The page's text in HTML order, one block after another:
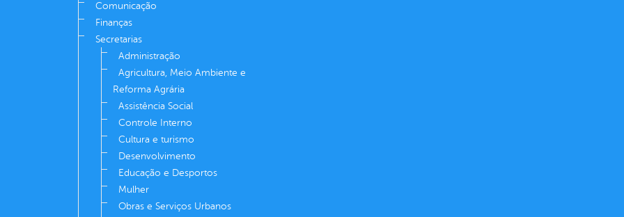
Comunicação
Finanças
Secretarias
Administração
Agricultura, Meio Ambiente e
Reforma Agrária
Assistência Social
Controle Interno
Cultura e turismo
Desenvolvimento
Educação e Desportos
Mulher
Obras e Serviços Urbanos